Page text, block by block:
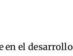
en el desarrollo